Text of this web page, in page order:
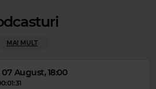
MIX
MAI MULT
August, 18:00